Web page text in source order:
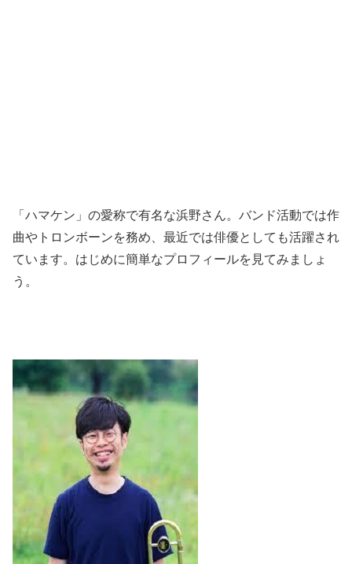
「ハマケン」の愛称で有名な浜野さん。バンド活動では作
曲やトロンボーンを務め、最近では俳優としても活躍され
ています。はじめに簡単なプロフィールを見てみましょ
う。